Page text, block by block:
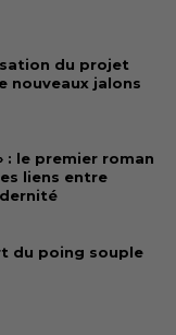
du projet
nouveaux jalons
: le premier roman
liens entre
du poing souple